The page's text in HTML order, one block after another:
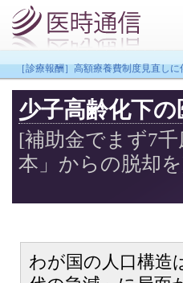
［診療報酬］高額療養費制度見直し
少子高齢化下の
[補助金でまず7
本」からの脱却
わが国の人口構造